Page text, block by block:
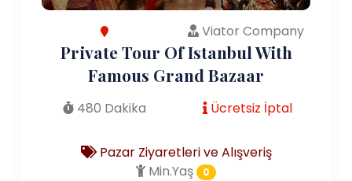
Viator Company
Private Tour Of Istanbul With
Famous Grand Bazaar
480 Dakika Ücretsiz İptal
Pazar Ziyaretleri ve Alışveriş
Min.Yaş
0